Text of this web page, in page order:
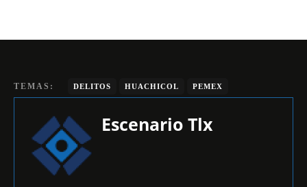
TEMAS: DELITOS HUACHICOL PEMEX
Escenario Tlx